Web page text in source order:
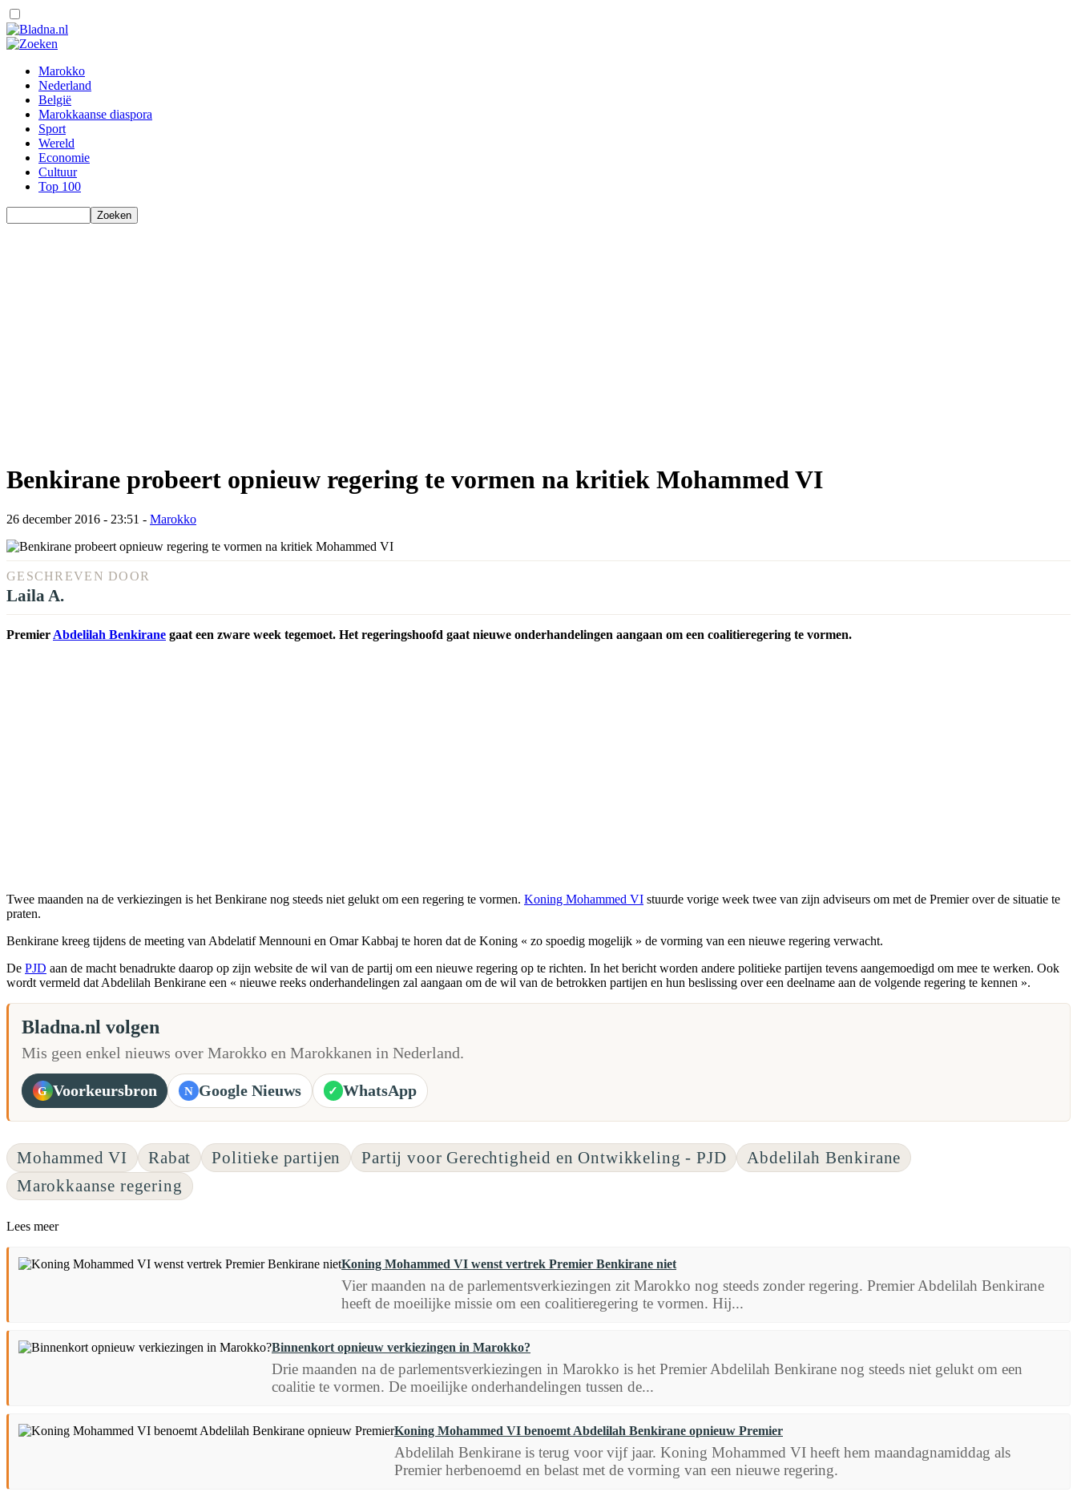
Marokko
Nederland
België
Marokkaanse diaspora
Sport
Wereld
Economie
Cultuur
Top 100
Benkirane probeert opnieuw regering te vormen na kritiek Mohammed VI
26 december 2016 - 23:51 - Marokko
GESCHREVEN DOOR
Laila A.
Premier Abdelilah Benkirane gaat een zware week tegemoet. Het regeringshoofd gaat nieuwe onderhandelingen aangaan om een coalitieregering te vormen.
Twee maanden na de verkiezingen is het Benkirane nog steeds niet gelukt om een regering te vormen. Koning Mohammed VI stuurde vorige week twee van zijn adviseurs om met de Premier over de situatie te
praten.
Benkirane kreeg tijdens de meeting van Abdelatif Mennouni en Omar Kabbaj te horen dat de Koning « zo spoedig mogelijk » de vorming van een nieuwe regering verwacht.
De PJD aan de macht benadrukte daarop op zijn website de wil van de partij om een nieuwe regering op te richten. In het bericht worden andere politieke partijen tevens aangemoedigd om mee te werken. Ook
wordt vermeld dat Abdelilah Benkirane een « nieuwe reeks onderhandelingen zal aangaan om de wil van de betrokken partijen en hun beslissing over een deelname aan de volgende regering te kennen ».
Bladna.nl volgen
Mis geen enkel nieuws over Marokko en Marokkanen in Nederland.
G Voorkeursbron N Google Nieuws ✓ WhatsApp
Mohammed VI Rabat Politieke partijen Partij voor Gerechtigheid en Ontwikkeling - PJD
Abdelilah Benkirane
Marokkaanse regering
Lees meer
Koning Mohammed VI wenst vertrek Premier Benkirane niet
Vier maanden na de parlementsverkiezingen zit Marokko nog steeds zonder regering. Premier Abdelilah Benkirane
heeft de moeilijke missie om een coalitieregering te vormen. Hij...
Binnenkort opnieuw verkiezingen in Marokko?
Drie maanden na de parlementsverkiezingen in Marokko is het Premier Abdelilah Benkirane nog steeds niet gelukt om een
coalitie te vormen. De moeilijke onderhandelingen tussen de...
Koning Mohammed VI benoemt Abdelilah Benkirane opnieuw Premier
Abdelilah Benkirane is terug voor vijf jaar. Koning Mohammed VI heeft hem maandagnamiddag als
Premier herbenoemd en belast met de vorming van een nieuwe regering.